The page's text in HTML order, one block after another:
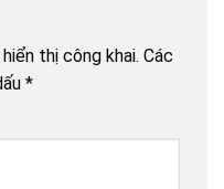
thị công khai. Các
*